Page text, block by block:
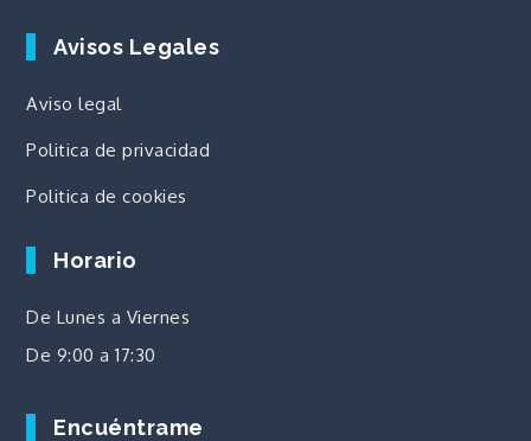
Avisos Legales
Aviso legal
Politica de privacidad
Politica de cookies
Horario
De Lunes a Viernes
De 9:00 a 17:30
Encuéntrame